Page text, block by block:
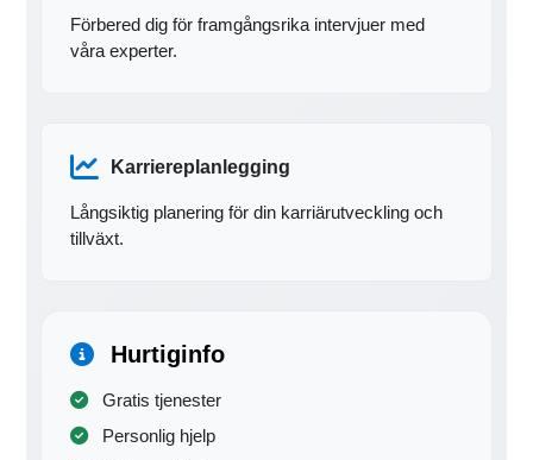
Förbered dig för framgångsrika intervjuer med
våra experter.
Karriereplanlegging
Långsiktig planering för din karriärutveckling och
tillväxt.
Hurtiginfo
Gratis tjenester
Personlig hjelp